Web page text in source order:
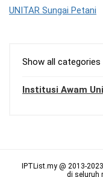
UNITAR Sungai Petani
Show all categories
Institusi Awam
IPTList.my @ 2013-
di seluruh